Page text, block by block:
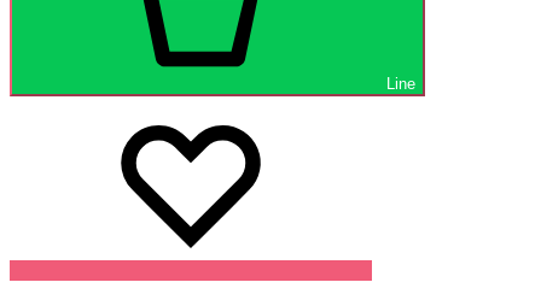
Line